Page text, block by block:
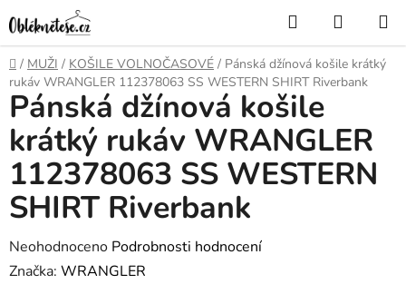
na
obsah
Hledat
KOŠÍK
Domů
/ MUŽI / KOŠILE VOLNOČASOVÉ / Pánská džínová košile krátký
rukáv WRANGLER 112378063 SS WESTERN SHIRT Riverbank
Pánská džínová košile
krátký rukáv WRANGLER
112378063 SS WESTERN
SHIRT Riverbank
Průměrné
hodnocení
Neohodnoceno Podrobnosti hodnocení
Značka: WRANGLER